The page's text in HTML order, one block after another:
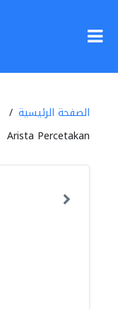
الصفحة الرئيسية
Arista Percetakan